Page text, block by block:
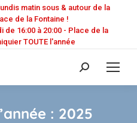
matin sous & autour de la
de la Fontaine !
16:00 à 20:00 - Place de la
TOUTE l'année
Recherche
:
: 2025